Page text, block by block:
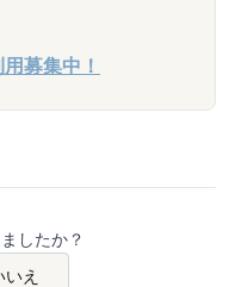
募集中！
したか？
いえ